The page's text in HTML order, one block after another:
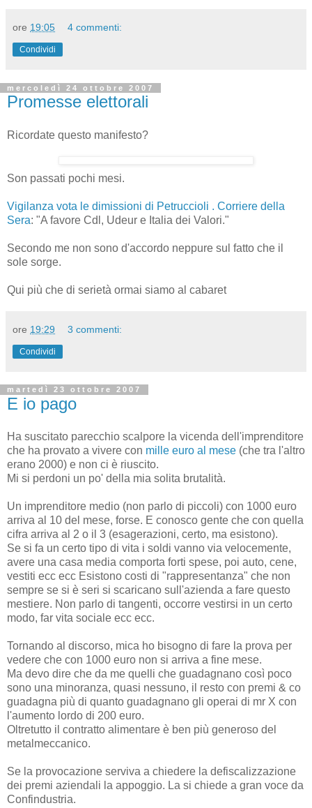
ore 19:05 4 commenti:
Condividi
mercoledì 24 ottobre 2007
Promesse elettorali
Ricordate questo manifesto?
Son passati pochi mesi.
Vigilanza vota le dimissioni di Petruccioli . Corriere della
Sera: "A favore Cdl, Udeur e Italia dei Valori."
Secondo me non sono d'accordo neppure sul fatto che il
sole sorge.
Qui più che di serietà ormai siamo al cabaret
ore 19:29 3 commenti:
Condividi
martedì 23 ottobre 2007
E io pago
Ha suscitato parecchio scalpore la vicenda dell'imprenditore
che ha provato a vivere con mille euro al mese (che tra l'altro
erano 2000) e non ci è riuscito.
Mi si perdoni un po' della mia solita brutalità.
Un imprenditore medio (non parlo di piccoli) con 1000 euro
arriva al 10 del mese, forse. E conosco gente che con quella
cifra arriva al 2 o il 3 (esagerazioni, certo, ma esistono).
Se si fa un certo tipo di vita i soldi vanno via velocemente,
avere una casa media comporta forti spese, poi auto, cene,
vestiti ecc ecc Esistono costi di "rappresentanza" che non
sempre se si è seri si scaricano sull'azienda a fare questo
mestiere. Non parlo di tangenti, occorre vestirsi in un certo
modo, far vita sociale ecc ecc.
Tornando al discorso, mica ho bisogno di fare la prova per
vedere che con 1000 euro non si arriva a fine mese.
Ma devo dire che da me quelli che guadagnano così poco
sono una minoranza, quasi nessuno, il resto con premi & co
guadagna più di quanto guadagnano gli operai di mr X con
l'aumento lordo di 200 euro.
Oltretutto il contratto alimentare è ben più generoso del
metalmeccanico.
Se la provocazione serviva a chiedere la defiscalizzazione
dei premi aziendali la appoggio. La si chiede a gran voce da
Confindustria.